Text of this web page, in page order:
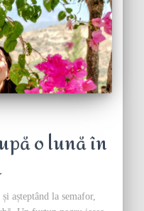
o lună în
așteptând la semafor,